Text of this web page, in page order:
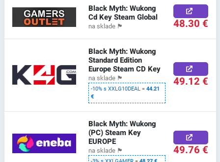
Black Myth: Wukong
Cd Key Steam Global
na sklade 🏴 48.30 €
Black Myth: Wukong
Standard Edition
Europe Steam CD Key
na sklade 🏴
-10% s XXLG10DEAL =44.21
€
49.12 €
Black Myth: Wukong
(PC) Steam Key
EUROPE
na sklade 🏴 49.76 €